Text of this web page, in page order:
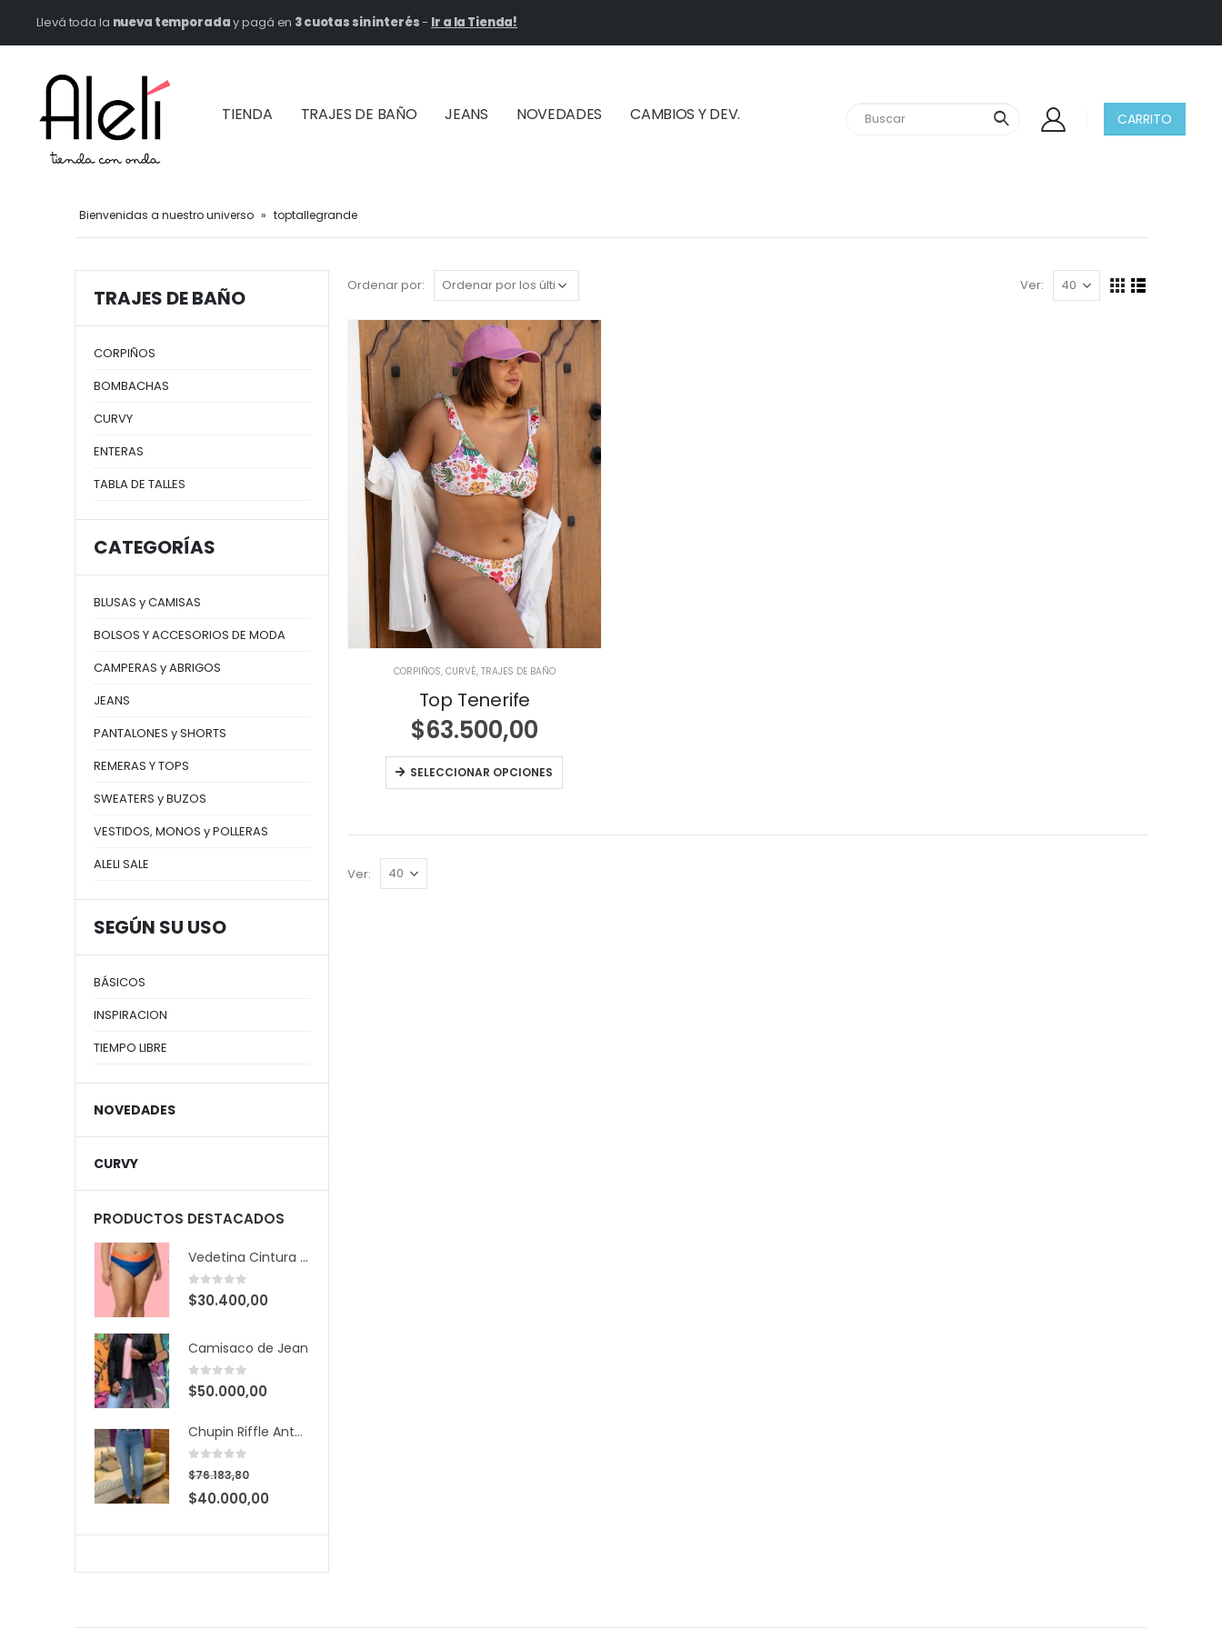
Llevá toda la nueva temporaday pagá en 3 cuotas sin interés- Ir a la Tienda!
TIENDA TRAJES DE BAÑO JEANS NOVEDADES CAMBIOS Y DEV. CARRITO
Bienvenidas a nuestro universo » toptallegrande
Ordenar por: Ver:
CORPIÑOS, CURVÉ, TRAJES DE BAÑO
Top Tenerife
$63.500,00
SELECCIONAR OPCIONES
Ver:
TRAJES DE BAÑO
CORPIÑOS
BOMBACHAS
CURVY
ENTERAS
TABLA DE TALLES
CATEGORÍAS
BLUSAS y CAMISAS
BOLSOS Y ACCESORIOS DE MODA
CAMPERAS y ABRIGOS
JEANS
PANTALONES y SHORTS
REMERAS Y TOPS
SWEATERS y BUZOS
VESTIDOS, MONOS y POLLERAS
ALELI SALE
SEGÚN SU USO
BÁSICOS
INSPIRACION
TIEMPO LIBRE
NOVEDADES
CURVY
PRODUCTOS DESTACADOS
Vedetina Cintura Bicolor
0 out of 5
$30.400,00
Camisaco de Jean
0 out of 5
$50.000,00
Chupin Riffle Antonella
$76.183,80
El
$40.000,00